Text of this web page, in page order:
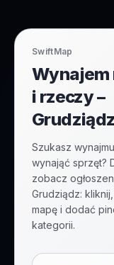
SwiftMap
Wynajem
i rzeczy –
Grudziądz
Szukasz
wynająć sprzęt?
zobacz
Grudziądz:
mapę i dodać
kategorii.